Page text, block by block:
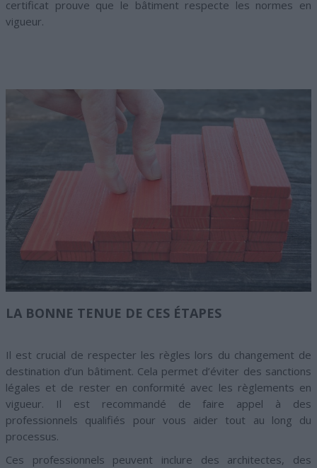
certificat prouve que le bâtiment respecte les normes en
vigueur.
LA BONNE TENUE DE CES ÉTAPES
Il est crucial de respecter les règles lors du changement de
destination d’un bâtiment. Cela permet d’éviter des sanctions
légales et de rester en conformité avec les règlements en
vigueur. Il est recommandé de faire appel à des
professionnels qualifiés pour vous aider tout au long du
processus.
Ces professionnels peuvent inclure des architectes, des